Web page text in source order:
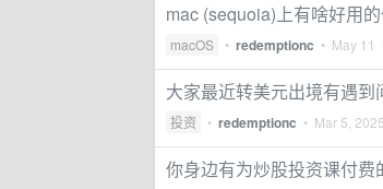
mac (sequoia)上有啥好用
macOS • redemptionc • May 11
大家最近转美元出境有遇到
投资 • redemptionc • Mar 5, 2025
你身边有为炒股投资课付费